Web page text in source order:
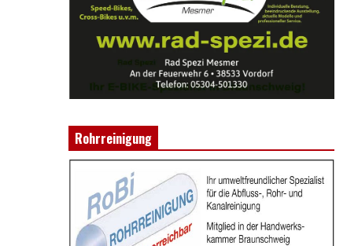
Rohrreinigung